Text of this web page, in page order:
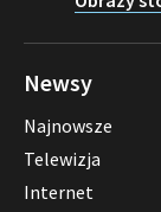
Newsy
Najnowsze
Telewizja
Internet